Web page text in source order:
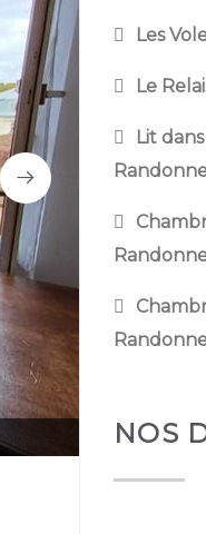
Les
Le
Lit
NOS